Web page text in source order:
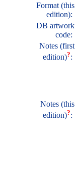
Format (this
edition):
DB artwork
code:
Notes (first
edition)?:
Notes (this
edition)?: